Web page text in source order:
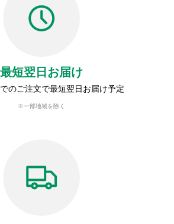
最短翌日お届け
のご注文で最短翌日お届け予定
※一部地域を除く